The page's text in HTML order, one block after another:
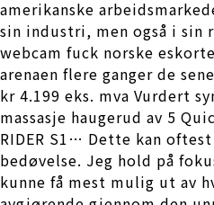
amerikanske
sin industri, men også i sin
webcam fuck norske
arenaen flere ganger de
kr 4.199 eks. mva Vurdert
massasje haugerud av 5
RIDER S1… Dette kan
bedøvelse. Jeg hold på
kunne få mest mulig ut av